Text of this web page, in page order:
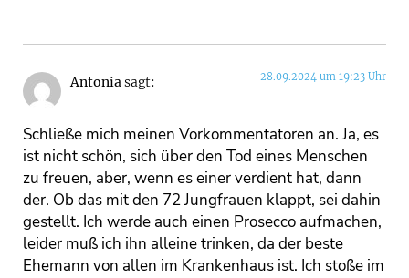
Antoniasagt: 28.09.2024 um 19:23 Uhr
Schließe mich meinen Vorkommentatoren an. Ja, es
ist nicht schön, sich über den Tod eines Menschen
zu freuen, aber, wenn es einer verdient hat, dann
der. Ob das mit den 72 Jungfrauen klappt, sei dahin
gestellt. Ich werde auch einen Prosecco aufmachen,
leider muß ich ihn alleine trinken, da der beste
Ehemann von allen im Krankenhaus ist. Ich stoße im